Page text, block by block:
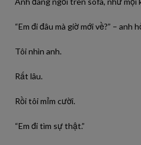
“Em đi đâu mà giờ mới về?” – anh
Tôi nhìn anh.
Rất lâu.
Rồi tôi mỉm cười.
“Em đi tìm sự thật.”